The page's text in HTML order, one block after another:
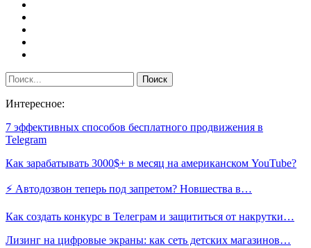
Интересное:
7 эффективных способов бесплатного продвижения в
Telegram
Как зарабатывать 3000$+ в месяц на американском YouTube?
⚡️ Автодозвон теперь под запретом? Новшества в…
Как создать конкурс в Телеграм и защититься от накрутки…
Лизинг на цифровые экраны: как сеть детских магазинов…